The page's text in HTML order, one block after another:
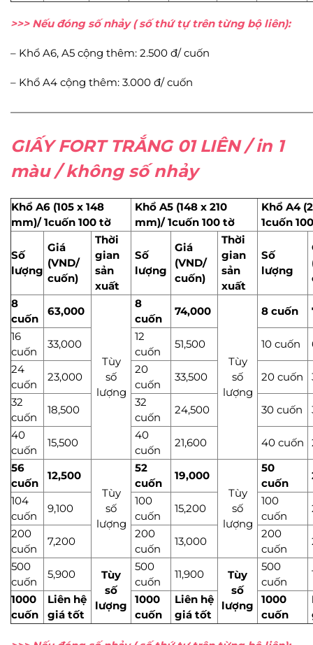
>>> Nếu đóng số nhảy ( số thứ tự trên từng bộ liên):
– Khổ A6, A5 cộng thêm: 2.500 đ/ cuốn
– Khổ A4 cộng thêm: 3.000 đ/ cuốn
GIẤY FORT TRẮNG 01 LIÊN / in 1
màu / không số nhảy
Khổ A6 (105 x 148
mm)/ 1cuốn 100 tờ
Khổ A5 (148 x 210
mm)/ 1cuốn 100 tờ
Khổ A4
1cuốn
Số
lượng
Giá
(VND/
cuốn)
Thời
gian
sản
xuất
Số
lượng
Giá
(VND/
cuốn)
Thời
gian
sản
xuất
Số
lượng
8
cuốn
63,000
Tùy
số
lượng
8
cuốn
74,000
Tùy
số
lượng
8 cuốn
16
cuốn
33,000
12
cuốn
51,500 10 cuốn
24
cuốn
23,000
20
cuốn
33,500 20 cuốn
32
cuốn
18,500
32
cuốn
24,500 30 cuốn
40
cuốn
15,500
40
cuốn
21,600 40 cuốn
56
cuốn
12,500
Tùy
số
lượng
52
cuốn
19,000
Tùy
số
lượng
50
cuốn
104
cuốn
9,100
100
cuốn
15,200
100
cuốn
200
cuốn
7,200
200
cuốn
13,000
200
cuốn
500
cuốn
5,900
Tùy
số
lượng
500
cuốn
11,900
Tùy
số
lượng
500
cuốn
1000
cuốn
Liên hệ
giá tốt
1000
cuốn
Liên hệ
giá tốt
1000
cuốn